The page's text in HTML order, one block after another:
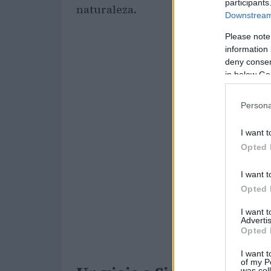
Please
information
deny
in below
I want
Opted
I want
Opted
I want
Opted
I want
of my
naturaleza.